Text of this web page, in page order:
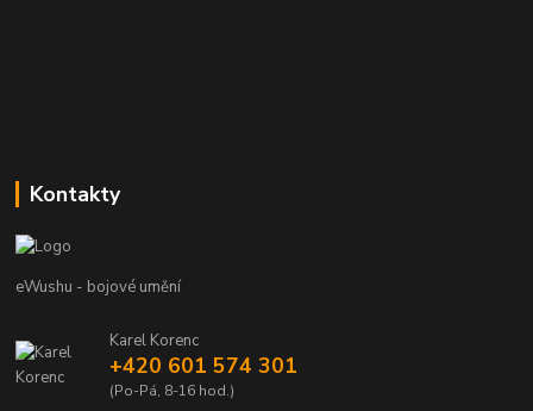
Kontakty
eWushu - bojové umění
Karel Korenc
+420 601 574 301
(Po-Pá, 8-16 hod.)